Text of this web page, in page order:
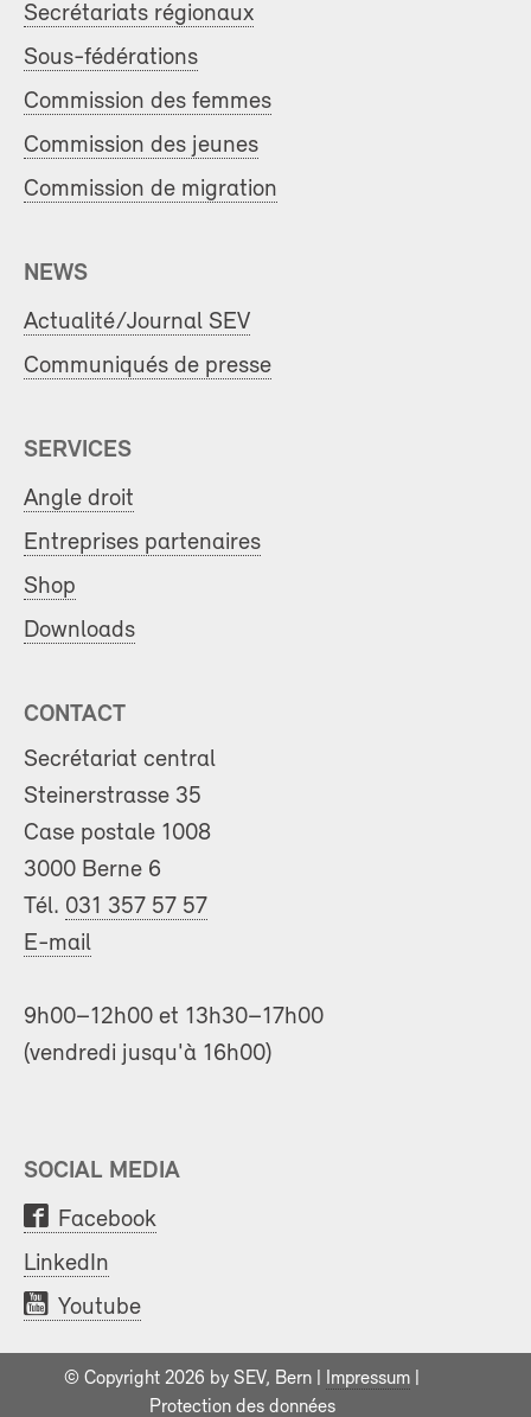
Secrétariats régionaux
Sous-fédérations
Commission des femmes
Commission des jeunes
Commission de migration
NEWS
Actualité/Journal SEV
Communiqués de presse
SERVICES
Angle droit
Entreprises partenaires
Shop
Downloads
CONTACT
Secrétariat central
Steinerstrasse 35
Case postale 1008
3000 Berne 6
Tél. 031 357 57 57
E-mail
9h00–12h00 et 13h30–17h00
(vendredi jusqu'à 16h00)
SOCIAL MEDIA
Facebook
LinkedIn
Youtube
© Copyright 2026 by SEV, Bern | Impressum
Protection des données